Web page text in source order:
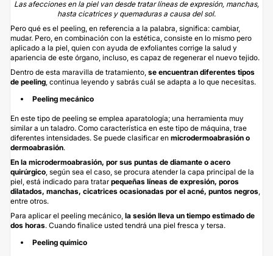
Las afecciones en la piel van desde tratar líneas de expresión, manchas,
hasta cicatrices y quemaduras a causa del sol.
Pero qué es el peeling, en referencia a la palabra, significa: cambiar,
mudar. Pero, en combinación con la estética, consiste en lo mismo pero
aplicado a la piel, quien con ayuda de exfoliantes corrige la salud y
apariencia de este órgano, incluso, es capaz de regenerar el nuevo tejido.
Dentro de esta maravilla de tratamiento, se encuentran diferentes tipos
de peeling , continua leyendo y sabrás cuál se adapta a lo que necesitas.
Peeling mecánico
En este tipo de peeling se emplea aparatología; una herramienta muy
similar a un taladro. Como característica en este tipo de máquina, trae
diferentes intensidades. Se puede clasificar en microdermoabrasión o
dermoabrasión.
En la microdermoabrasión, por sus puntas de diamante o acero
quirúrgico , según sea el caso, se procura atender la capa principal de la
piel, está indicado para tratar pequeñas líneas de expresión, poros
dilatados, manchas, cicatrices ocasionadas por el acné, puntos negros
entre otros.
Para aplicar el peeling mecánico, la sesión lleva un tiempo estimado de
dos horas. Cuando finalice usted tendrá una piel fresca y tersa.
Peeling químico